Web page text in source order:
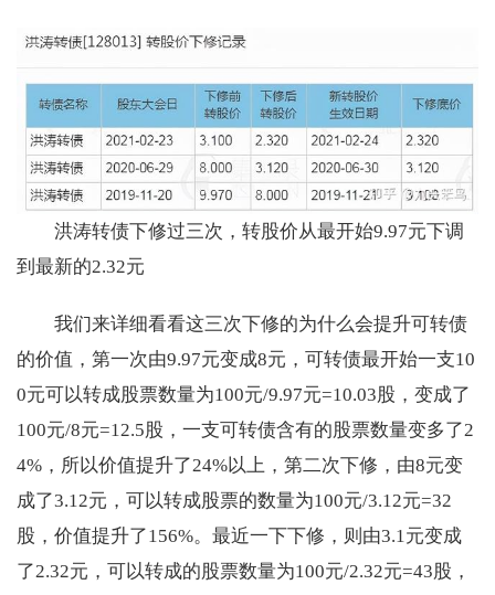
洪涛转债下修过三次，转股价从最开始9.97元下调
到最新的2.32元
我们来详细看看这三次下修的为什么会提升可转债
的价值，第一次由9.97元变成8元，可转债最开始一支10
0元可以转成股票数量为100元/9.97元=10.03股，变成了
100元/8元=12.5股，一支可转债含有的股票数量变多了2
4%，所以价值提升了24%以上，第二次下修，由8元变
成了3.12元，可以转成股票的数量为100元/3.12元=32
股，价值提升了156%。最近一下下修，则由3.1元变成
了2.32元，可以转成的股票数量为100元/2.32元=43股，